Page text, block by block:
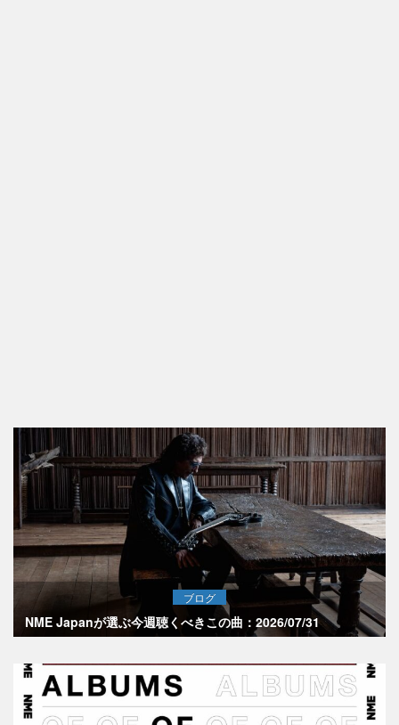
ブログ
NME Japanが選ぶ今週聴くべきこの曲：2026/07/31